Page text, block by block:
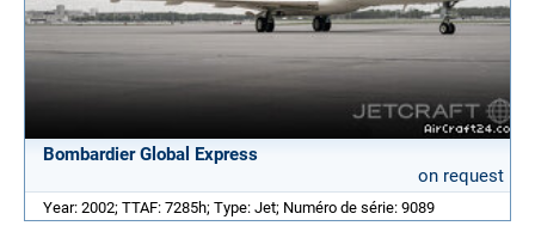
Bombardier Global Express
on request
Year: 2002; TTAF: 7285h; Type: Jet; Numéro de série: 9089